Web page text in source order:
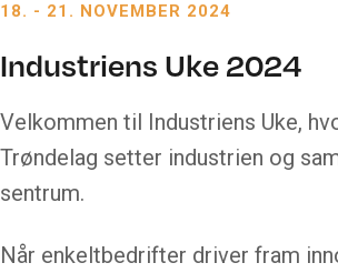
18. - 21. NOVEMBER 2024
Industriens Uke 2024
Velkommen til Industriens Uke,
Trøndelag setter industrien og
sentrum.
Når enkeltbedrifter driver fram